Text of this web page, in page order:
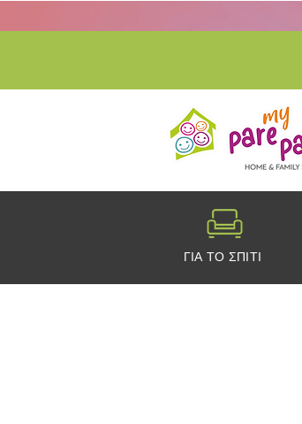
ΓΙΑ ΤΟ ΣΠΙΤΙ